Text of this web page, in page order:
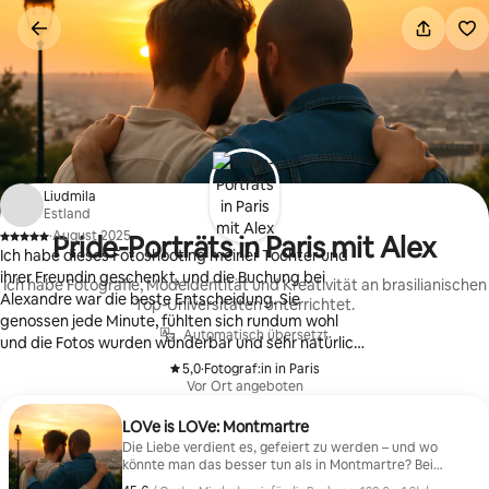
Inhalten
springen
Pride-Porträts in Paris mit Alex
Ich habe Fotografie, Modeidentität und Kreativität an brasilianischen
Top-Universitäten unterrichtet.
Automatisch übersetzt
5,0
, ·Fotograf:in in Paris
Vor Ort angeboten
LOVe is LOVe: Montmartre
Die Liebe verdient es, gefeiert zu werden – und wo
könnte man das besser tun als in Montmartre? Bei
dieser Pride-Session für gleichgeschlechtliche Paare
Liudmila
Estland
,
·August 2025
Ich habe dieses Fotoshooting meiner Tochter und
ihrer Freundin geschenkt, und die Buchung bei
Alexandre war die beste Entscheidung. Sie
genossen jede Minute, fühlten sich rundum wohl
und die Fotos wurden wunderbar und sehr natürlich.
Es fühlte sich an, als würden sie einfach ihren Paris-
Urlaub leben, während die schönsten Momente
eingefangen wurden. Es ist unbezahlbar, sie so
glücklich zu sehen. Alexandre ist ein erstaunlich
aufmerksamer und einfühlsamer Fotograf.